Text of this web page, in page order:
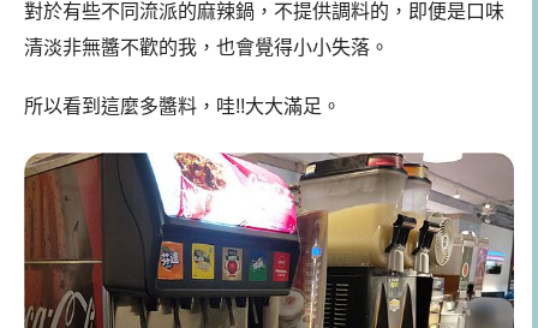
對於有些不同流派的麻辣鍋，不提供調料的，即便是口味
清淡非無醬不歡的我，也會覺得小小失落。
所以看到這麼多醬料，哇!!大大滿足。